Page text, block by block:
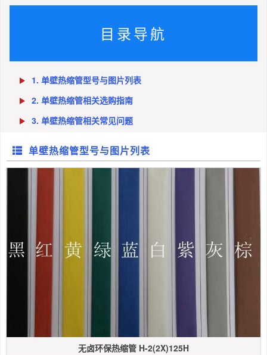
目录导航
1. 单壁热缩管型号与图片列表
2. 单壁热缩管相关选购指南
3. 单壁热缩管相关常见问题
单壁热缩管型号与图片列表
无卤环保热缩管 H-2(2X)125H